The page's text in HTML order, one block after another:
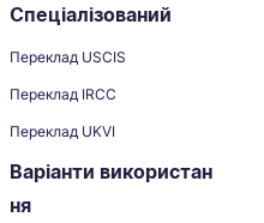
Спеціалізований
Переклад USCIS
Переклад IRCC
Переклад UKVI
Варіанти використан
ня